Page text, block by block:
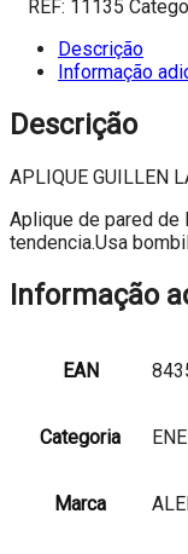
GUILLEN
LATÓN-
NEGRO
40W
14
REF: 11135
Descrição
Informação
Descrição
APLIQUE GUILLEN
Aplique de pared de
tendencia.Usa
Informação
EAN
Categoria
Marca